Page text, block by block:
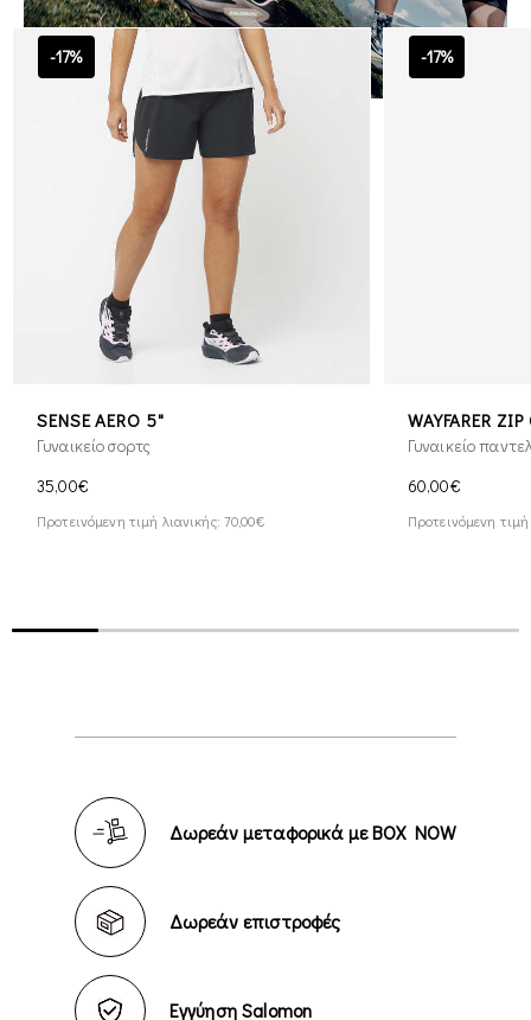
-17%
SENSE AERO 5"
Γυναικείο σορτς
35,00€
Προτεινόμενη τιμή λιανικής: 70,00€
-17%
WAYFARER ZIP
Γυναικείο
60,00€
Προτεινόμενη
Δωρεάν μεταφορικά με BOX NOW
Δωρεάν επιστροφές
Εγγύηση Salomon